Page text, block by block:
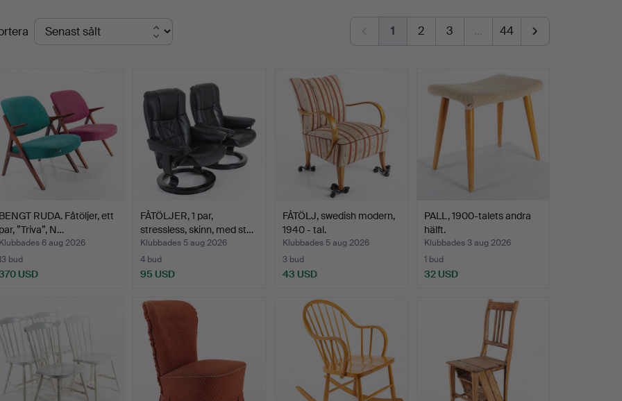
1 2 3 … 44
RUDA. Fåtöljer, ett
”Triva”, N…
6 aug 2026
bud
USD
FÅTÖLJER, 1 par,
stressless, skinn, med st…
Klubbades 5 aug 2026
4 bud
95 USD
FÅTÖLJ, swedish modern,
1940 - tal.
Klubbades 5 aug 2026
3 bud
43 USD
PALL, 1900-talets andra
hälft.
Klubbades 3 aug 2026
1 bud
32 USD